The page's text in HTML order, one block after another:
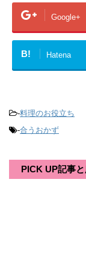
Google+
B! Hatena
-料理のお役立ち
-合うおかず
PICK UP記事